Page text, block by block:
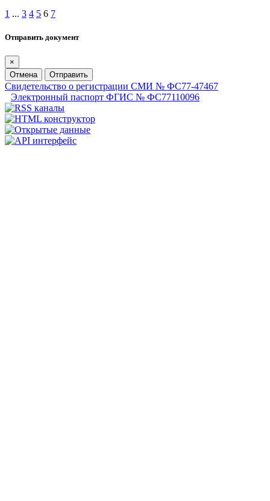
1 ... 3 4 5 6 7
Отправить документ
×
Отмена
Отправить
Свидетельство о регистрации СМИ № ФС77-47467
Электронный паспорт ФГИС № ФС77110096